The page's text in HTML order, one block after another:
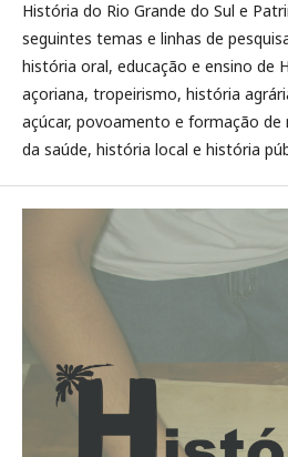
História do Rio Grande do Sul e
seguintes temas e linhas de
história oral, educação e ensino de
açoriana, tropeirismo, história
açúcar, povoamento e formação de
da saúde, história local e história